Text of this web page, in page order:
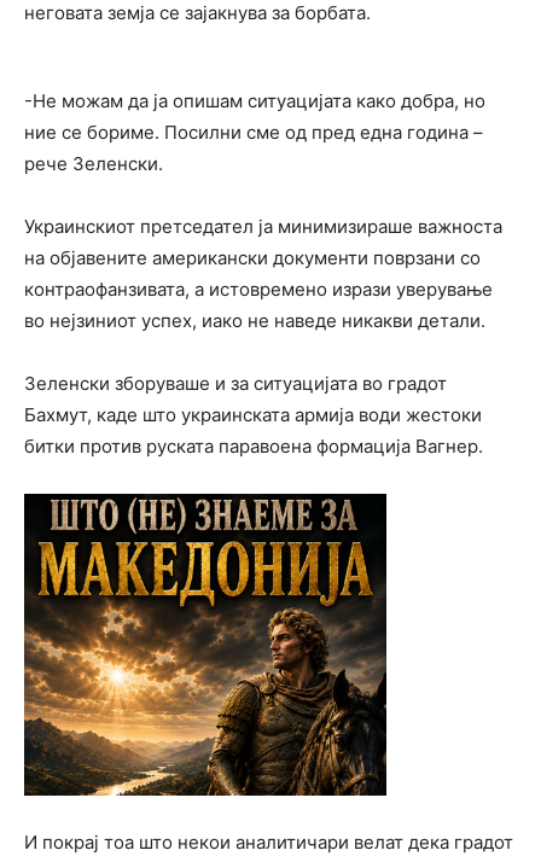
неговата земја се зајакнува за борбата.
-Не можам да ја опишам ситуацијата како добра, но
ние се бориме. Посилни сме од пред една година –
рече Зеленски.
Украинскиот претседател ја минимизираше важноста
на објавените американски документи поврзани со
контраофанзивата, а истовремено изрази уверување
во нејзиниот успех, иако не наведе никакви детали.
Зеленски зборуваше и за ситуацијата во градот
Бахмут, каде што украинската армија води жестоки
битки против руската паравоена формација Вагнер.
И покрај тоа што некои аналитичари велат дека градот